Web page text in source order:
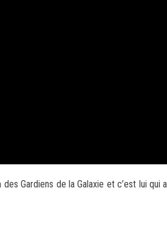
Gardiens de la Galaxie et c’est lui qui